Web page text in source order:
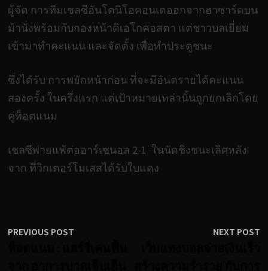
ผู้จัด การทีมเชลซีอันโตนิโอคอนเตออกจากฮาซาร์ดบน
ม้านั่งพร้อมกับกองหน้าดิเอโกคอสตา แต่ชาวบลเยี่ยม
เข้ามาทำคะแนน และจัดตั้ง เพื่อทำประตูชนะ
ซึ่งได้รับ การพยักหน้าก่อน ที่จะมีอันตรายได้คะแนน
สองครั้ง ในครึ่งแรก แต่เป้าหมายเหล่านั้นถูกยกเลิกโดย
คู่ท็อตแนม
เชลซีพ่ายแพ้ต่ออาร์เซนอล 2-1 ในนัดชิงชนะเลิศหลัง
จาก ที่วิกเตอร์โมเสสได้รับใบแดง
เมนู
PREVIOUS POSTPrevious
NEXT POST